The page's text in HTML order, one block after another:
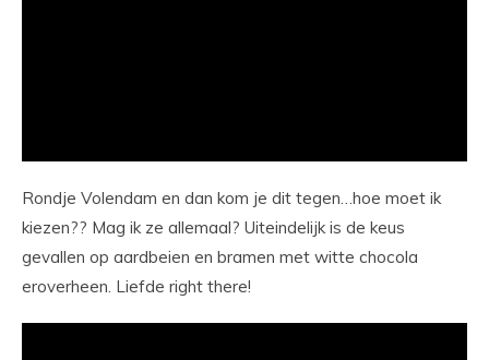
Rondje Volendam en dan kom je dit tegen…hoe moet ik
kiezen?? Mag ik ze allemaal? Uiteindelijk is de keus
gevallen op aardbeien en bramen met witte chocola
eroverheen. Liefde right there!